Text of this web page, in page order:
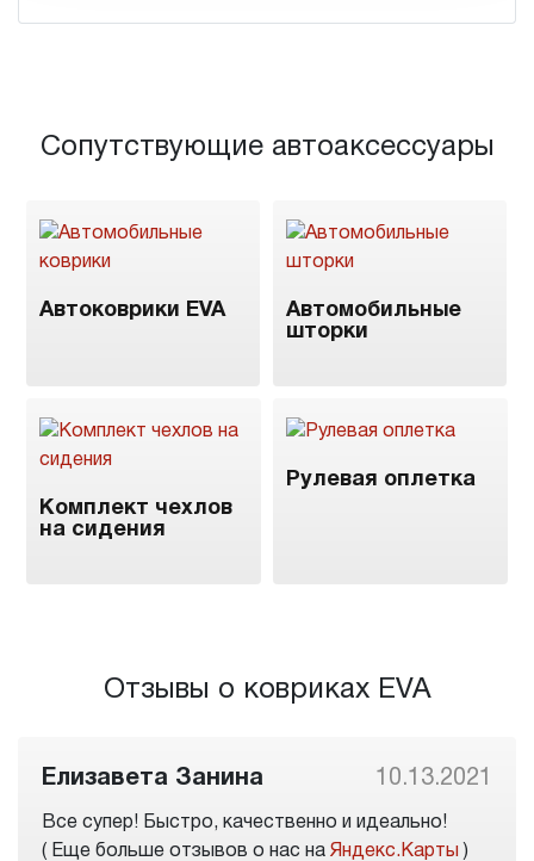
Сопутствующие автоаксессуары
Автоковрики EVA
Автомобильные
шторки
Комплект чехлов
на сидения
Рулевая оплетка
Отзывы о ковриках EVA
Елизавета Занина 10.13.2021
Все супер! Быстро, качественно и идеально!
( Еще больше отзывов о нас на Яндекс.Карты )